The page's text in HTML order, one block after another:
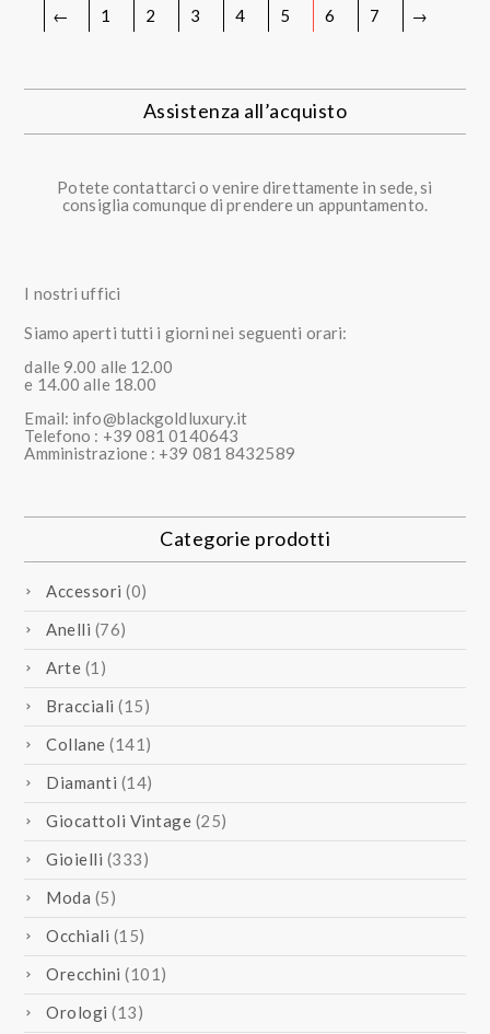
← 1 2 3 4 5 6 7 →
Assistenza all’acquisto
Potete contattarci o venire direttamente in sede, si
consiglia comunque di prendere un appuntamento.
I nostri uffici
Siamo aperti tutti i giorni nei seguenti orari:
dalle 9.00 alle 12.00
e 14.00 alle 18.00
Email: info@blackgoldluxury.it
Telefono : +39 081 0140643
Amministrazione : +39 081 8432589
Categorie prodotti
Accessori (0)
Anelli (76)
Arte (1)
Bracciali (15)
Collane (141)
Diamanti (14)
Giocattoli Vintage (25)
Gioielli (333)
Moda (5)
Occhiali (15)
Orecchini (101)
Orologi (13)